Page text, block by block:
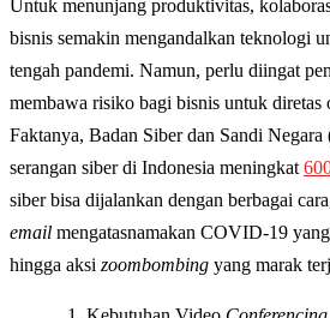
Untuk menunjang produktivitas,
bisnis semakin mengandalkan teknologi
tengah pandemi. Namun, perlu diingat
membawa risiko bagi bisnis untuk diretas
Faktanya, Badan Siber dan Sandi
serangan siber di Indonesia meningkat
siber bisa dijalankan dengan berbagai
email mengatasnamakan COVID-19
hingga aksi zoombombing yang marak